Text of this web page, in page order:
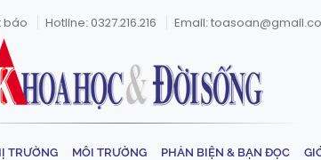
báo Hotline: 0327.216.216 Email:
TRƯỜNG MÔI TRƯỜNG PHẢN BIỆN & BẠN ĐỌC